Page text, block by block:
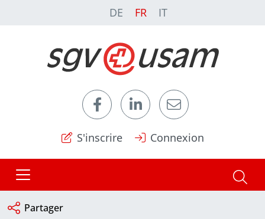
DE FR IT
S'inscrire Connexion
Partager